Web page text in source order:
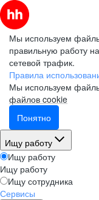
Мы используем
правильную работу
сетевой трафик.
Правила
Мы используем
файлов cookie
Понятно
Ищу работу
Ищу работу
Ищу работу
Ищу сотрудника
Сервисы